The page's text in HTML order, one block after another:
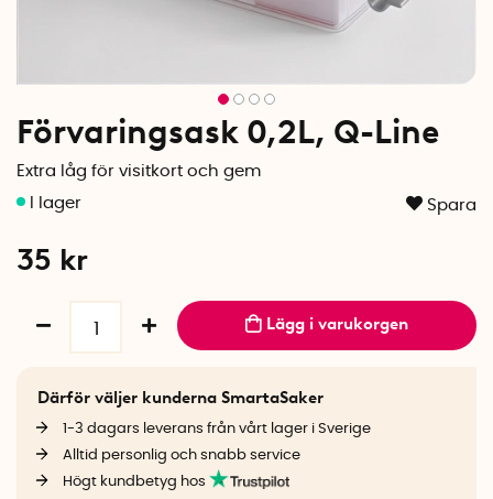
Förvaringsask 0,2L, Q-Line
Extra låg för visitkort och gem
Spara
35 kr
Lägg i varukorgen
Därför väljer kunderna SmartaSaker
1-3 dagars leverans från vårt lager i Sverige
Alltid personlig och snabb service
Högt kundbetyg hos